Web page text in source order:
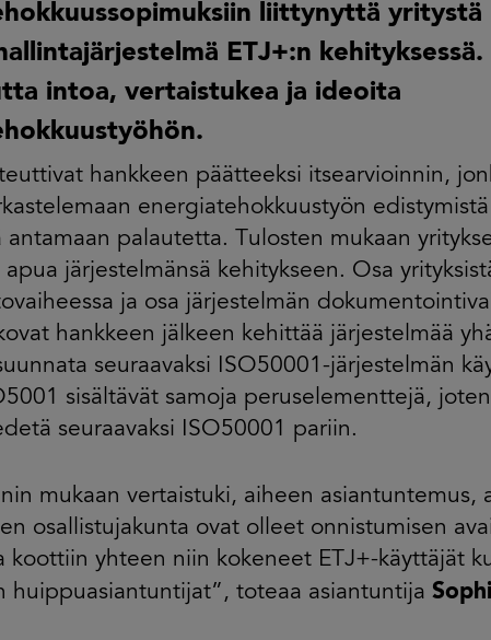
liittynyttä yritystä
ETJ+:n kehityksessä.
intoa, vertaistukea ja ideoita
hankkeen päätteeksi itsearvioinnin,
energiatehokkuustyön
antamaan palautetta. Tulosten mukaan
apua järjestelmänsä kehitykseen. Osa
ja osa järjestelmän
hankkeen jälkeen kehittää järjestelmää
seuraavaksi ISO50001-järjestelmän
sisältävät samoja peruselementtejä,
seuraavaksi ISO50001 pariin.
mukaan vertaistuki, aiheen asiantuntemus,
osallistujakunta ovat olleet onnistumisen
koottiin yhteen niin kokeneet ETJ+-käyttäjät
huippuasiantuntijat”, toteaa asiantuntija